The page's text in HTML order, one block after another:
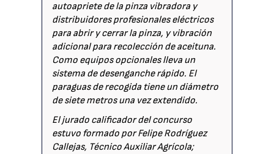
autoapriete de la pinza vibradora y
distribuidores profesionales eléctricos
para abrir y cerrar la pinza, y vibración
adicional para recolección de aceituna.
Como equipos opcionales lleva un
sistema de desenganche rápido. El
paraguas de recogida tiene un diámetro
de siete metros una vez extendido.
El jurado calificador del concurso
estuvo formado por Felipe Rodríguez
Callejas, Técnico Auxiliar Agrícola;